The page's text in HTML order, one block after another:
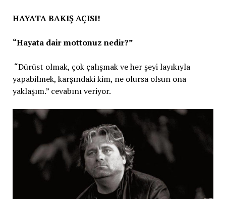
HAYATA BAKIŞ AÇISI!
“Hayata dair mottonuz nedir?”
“Dürüst olmak, çok çalışmak ve her şeyi layıkıyla
yapabilmek, karşındaki kim, ne olursa olsun ona
yaklaşım.” cevabını veriyor.